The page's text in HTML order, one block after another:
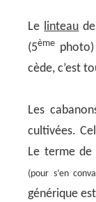
Le linteau
(5ème
cède, c’est
Les
cultivées.
Le terme de
(pour s’en
générique